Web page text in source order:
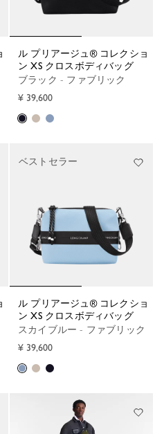
ル プリアージュ® コレクショ
ン XS クロスボディバッグ
ブラック - ファブリック
¥ 39,600
ル プリアージュ® コレクショ
ン XS クロスボディバッグ
スカイブルー - ファブリック
¥ 39,600
ベストセラー